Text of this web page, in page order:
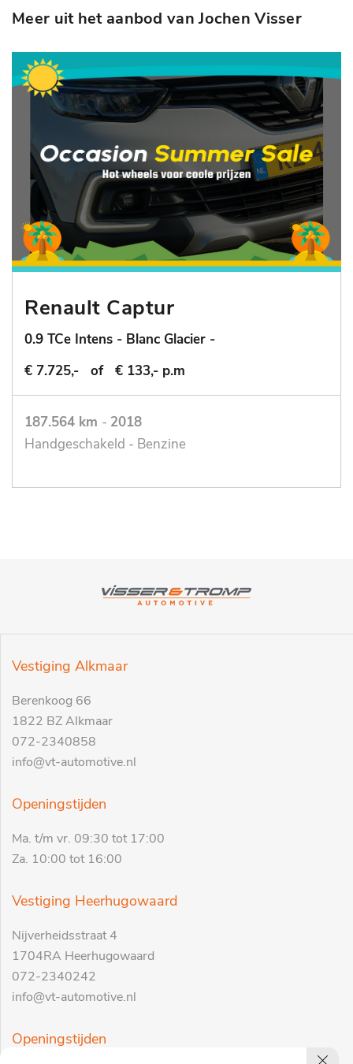
Meer uit het aanbod van Jochen Visser
Renault Captur
0.9 TCe Intens - Blanc Glacier -
€ 7.725,-
of € 133,- p.m
187.564 km - 2018
Handgeschakeld - Benzine
Vestiging Alkmaar
Berenkoog 66
1822 BZ Alkmaar
072-2340858
info@vt-automotive.nl
Openingstijden
Ma. t/m vr. 09:30 tot 17:00
Za. 10:00 tot 16:00
Vestiging Heerhugowaard
Nijverheidsstraat 4
1704RA Heerhugowaard
072-2340242
info@vt-automotive.nl
Openingstijden